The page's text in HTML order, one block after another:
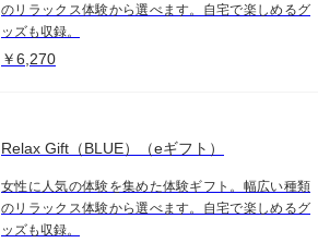
のリラックス体験から選べます。自宅で楽しめるグ
ッズも収録。
￥6,270
Relax Gift（BLUE）（eギフト）
女性に人気の体験を集めた体験ギフト。幅広い種類
のリラックス体験から選べます。自宅で楽しめるグ
ッズも収録。